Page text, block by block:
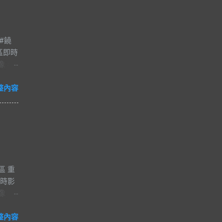
饒
即時
#
士
光
一
加
生
琅
地
內容
重
影
出入
內容